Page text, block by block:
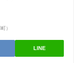
LINE